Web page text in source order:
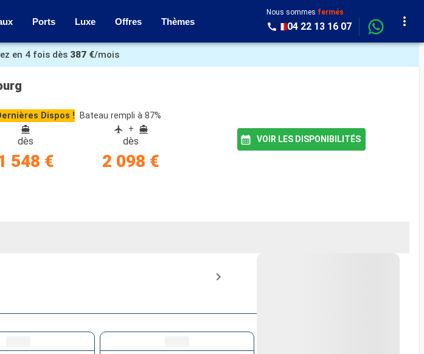
Ports Luxe Offres Thèmes
Nous sommes fermés
04 22 13 16 07
en 4 fois dès 387 €/mois
Dispos ! Bateau rempli à 87%
dès
548 €
+
dès
2 098 €
VOIR LES DISPONIBILITÉS